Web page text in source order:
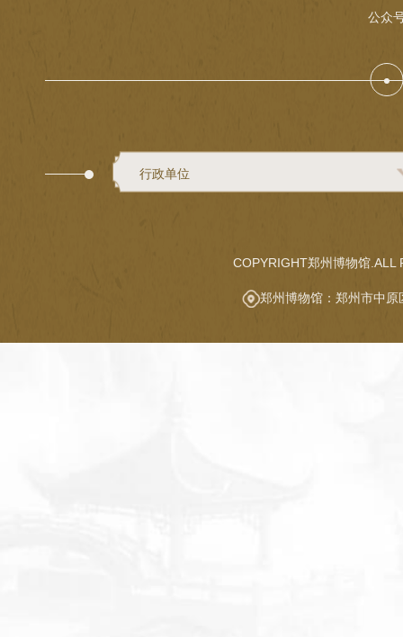
公众
行政单位
COPYRIGHT郑州博物馆.ALL
郑州博物馆：郑州市中原